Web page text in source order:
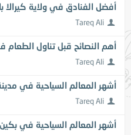
أفضل الفنادق في ولاية كيرالا
Tareq Ali
أهم النصائح قبل تناول الطعام
Tareq Ali
أشهر المعالم السياحية في
Tareq Ali
أشهر المعالم السياحية في بكين